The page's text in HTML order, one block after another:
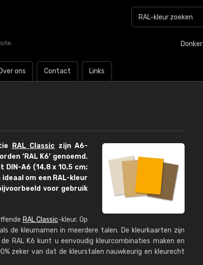
Donker
ons Contact Links
RAL Classic zijn A6-
‘RAL K6’ genoemd.
A6 (14,8 x 10,5 cm;
om een RAL-kleur
voor gebruik
RAL Classic-kleur. Op
de kleurnamen in meerdere talen. De kleurkaarten zijn
RAL K6 kunt u eenvoudig kleurcombinaties maken en
zeker van dat de kleurstalen nauwkeurig en kleurecht
€15,95
RAL K7 op waterbasis
216 RAL Classic-kleuren
5 x 15 cm, glanzend